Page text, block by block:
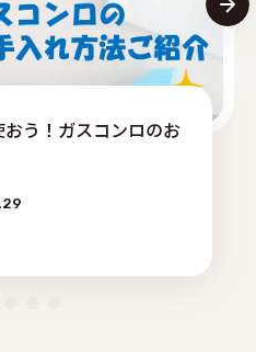
たべる部
せいかつ部
ロのお